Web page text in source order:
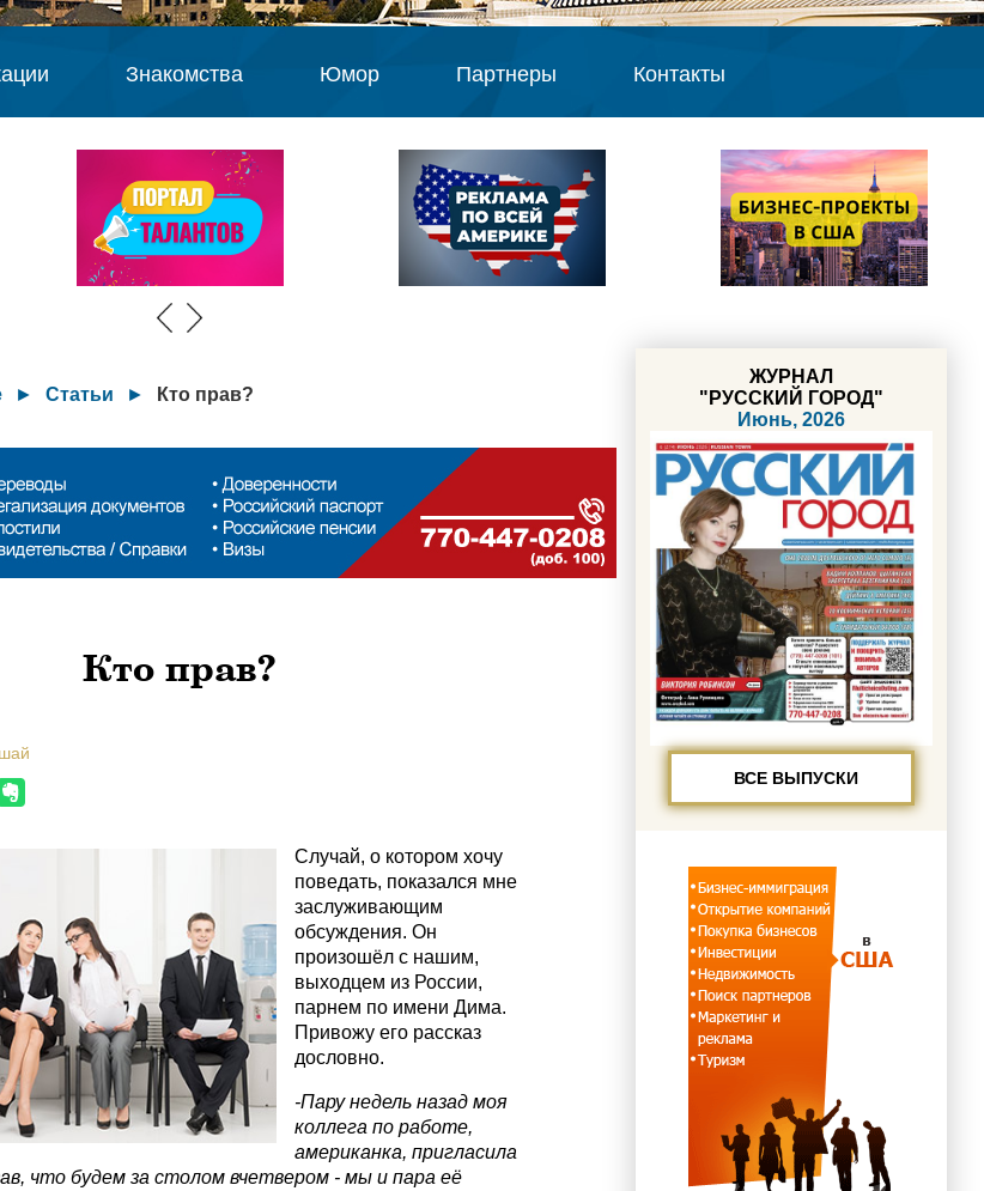
Знакомства Юмор Партнеры Контакты
► Статьи ► Кто прав?
Кто прав?
Случай, о котором хочу
поведать, показался мне
заслуживающим
обсуждения. Он
произошёл с нашим,
выходцем из России,
парнем по имени Дима.
Привожу его рассказ
дословно.
-Пару недель назад моя
коллега по работе,
американка, пригласила
что будем за столом вчетвером - мы и пара её
ЖУРНАЛ
"РУССКИЙ ГОРОД"
Июнь, 2026
ВСЕ ВЫПУСКИ